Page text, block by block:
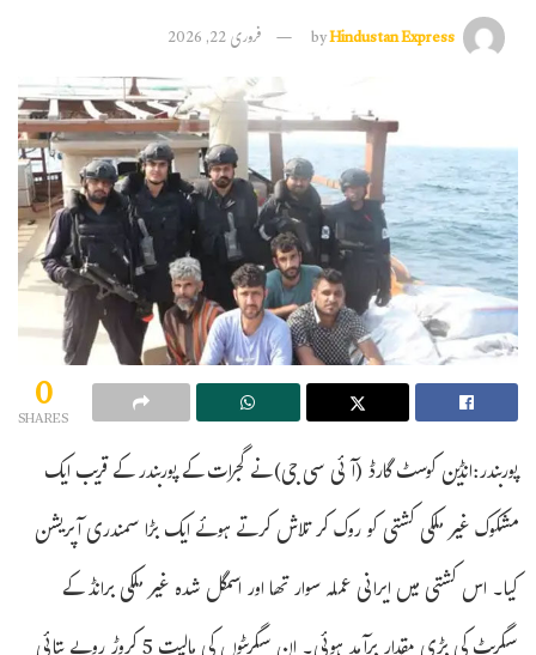
byHindustan Express فروری 22, 2026
0
SHARES
پوربندر:انڈین کوسٹ گارڈ (آئی سی جی) نے گجرات کے پوربندر کے قریب ایک
مشکوک غیر ملکی کشتی کو روک کر تلاش کرتے ہوئے ایک بڑا سمندری آپریشن
کیا۔ اس کشتی میں ایرانی عملہ سوار تھا اور اسمگل شدہ غیر ملکی برانڈ کے